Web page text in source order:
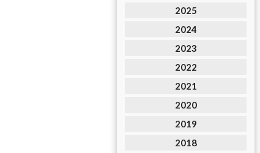
2025
2024
2023
2022
2021
2020
2019
2018